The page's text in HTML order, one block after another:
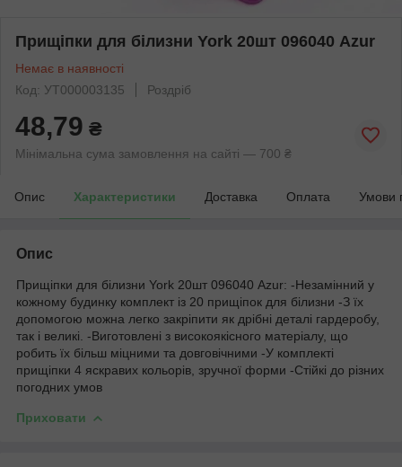
Прищіпки для білизни York 20шт 096040 Azur
Немає в наявності
Код: УТ000003135
Роздріб
48,79 ₴
Мінімальна сума замовлення на сайті — 700 ₴
Опис Характеристики Доставка Оплата Умови
Опис
Прищіпки для білизни York 20шт 096040 Azur: -Незамінний у
кожному будинку комплект із 20 прищіпок для білизни -З їх
допомогою можна легко закріпити як дрібні деталі гардеробу,
так і великі. -Виготовлені з високоякісного матеріалу, що
робить їх більш міцними та довговічними -У комплекті
прищіпки 4 яскравих кольорів, зручної форми -Стійкі до різних
погодних умов
Приховати